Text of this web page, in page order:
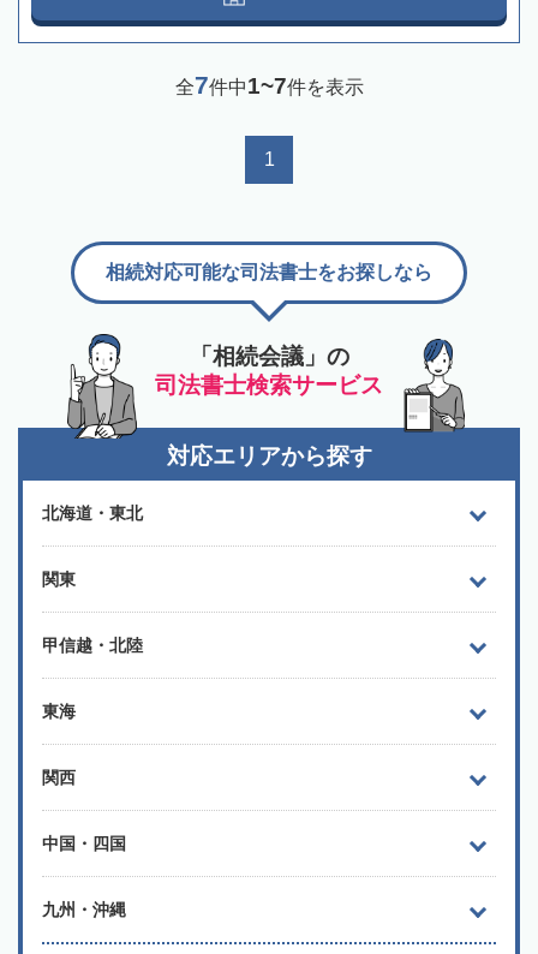
全7件中1~7件を表示
1
「相続会議」の
司法書士検索サービス
相続対応可能な司法書士をお探しなら
対応エリアから探す
北海道・東北
関東
甲信越・北陸
東海
関西
中国・四国
九州・沖縄